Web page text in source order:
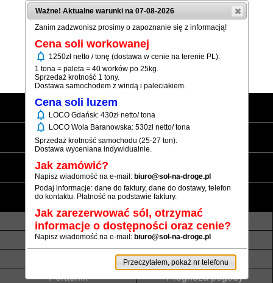
(+48) 12 333 73 21
Strona główna
Sól workowana
Sól luzem
Informacje
Transport luzem
Termin realizacji
Płatność
Atesty i referencje
Poradnik
Prognoza pogody
Ważne! Aktualne warunki na 07-08-2026
Zanim zadzwonisz prosimy o zapoznanie się z informacją!
Cena soli workowanej
notifications 1250zł netto / tonę (dostawa w cenie na terenie PL).
1 tona = paleta = 40 worków po 25kg.
Sprzedaż krotność 1 tony.
Dostawa samochodem z windą i paleciakiem.
Cena soli luzem
notifications LOCO Gdańsk: 430zł netto/ tona
notifications LOCO Wola Baranowska: 530zł netto/ tona
Sprzedaż krotność samochodu (25-27 ton).
Dostawa wyceniana indywidualnie.
Jak zamówić?
Napisz wiadomość na e-mail: biuro@sol-na-droge.pl
Podaj informacje: dane do faktury, dane do dostawy, telefon
do kontaktu. Płatność na podstawie faktury.
Jak zarezerwować sól, otrzymać
informacje o dostępności oraz cenie?
Napisz wiadomość na e-mail: biuro@sol-na-droge.pl
Przeczytałem, pokaż nr telefonu